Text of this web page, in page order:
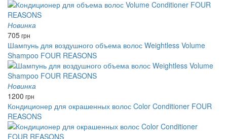
Новинка
705грн
Шампунь для воздушного объема волос Weightless Volume
Shampoo FOUR REASONS
Новинка
1200 грн
Кондиционер для окрашенных волос Color Conditioner FOUR
REASONS